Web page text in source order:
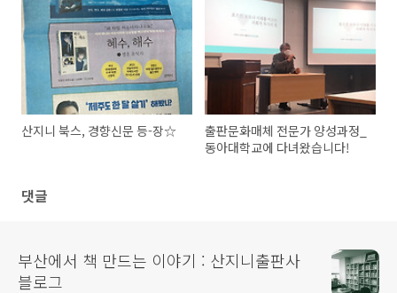
산지니 북스, 경향신문 등-장☆
출판문화매체 전문가 양성과정_
동아대학교에 다녀왔습니다!
댓글
부산에서 책 만드는 이야기 : 산지니출판사
블로그